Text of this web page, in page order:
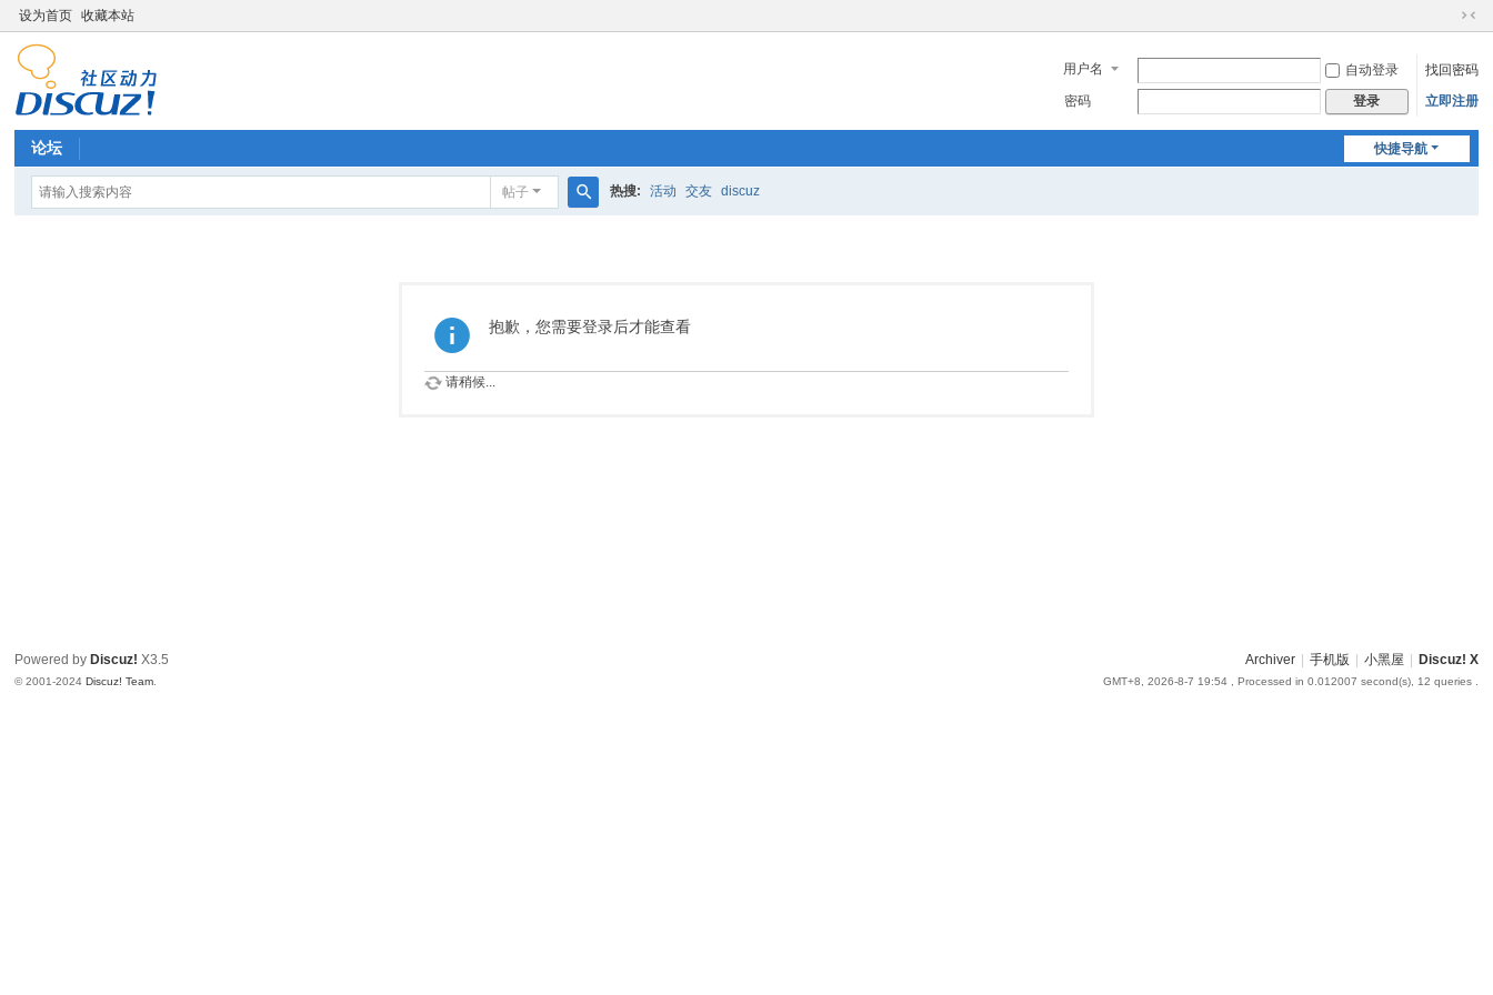
设为首页 收藏本站
切
到
窄
用户名 自动登录
找回密码
密码
登录 立即注册
快捷导航
论坛
帖子 热搜: 活动 交友 discuz
抱歉，您需要登录后才能查看
请稍候...
Archiver 手机版 小黑屋 Discuz! X
GMT+8, 2026-8-7 19:54, Processed in 0.012007 second(s), 12 queries .
Powered by Discuz! X3.5
© 2001-2024Discuz! Team